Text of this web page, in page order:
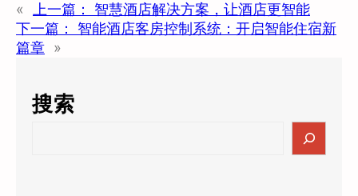
« 上一篇：
智慧酒店解决方案，让酒店更智能
下一篇：
智能酒店客房控制系统：开启智能住宿新
篇章 »
搜索